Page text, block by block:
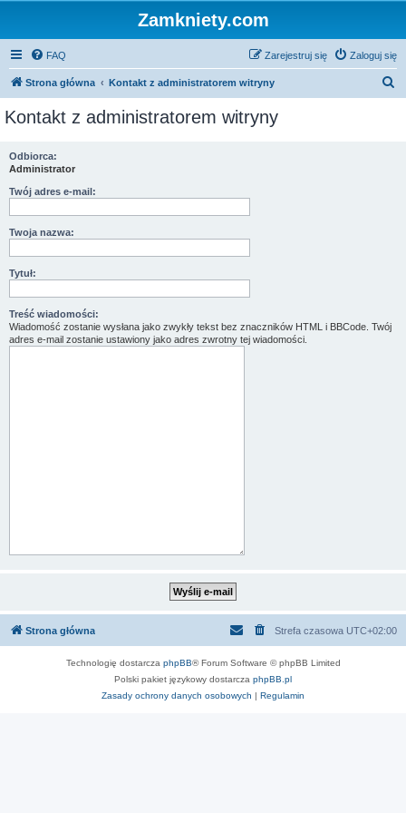
Zamkniety.com
FAQ Zaloguj się
Zarejestruj się
Strona główna Kontakt z administratorem witryny
Kontakt z administratorem witryny
Odbiorca:
Administrator
Twój adres e-mail:
Twoja nazwa:
Tytuł:
Treść wiadomości:
Wiadomość zostanie wysłana jako zwykły tekst bez znaczników HTML i BBCode. Twój
adres e-mail zostanie ustawiony jako adres zwrotny tej wiadomości.
Strona główna Strefa czasowa UTC+02:00
Technologię dostarcza phpBB® Forum Software © phpBB Limited
Polski pakiet językowy dostarcza phpBB.pl
Zasady ochrony danych osobowych | Regulamin